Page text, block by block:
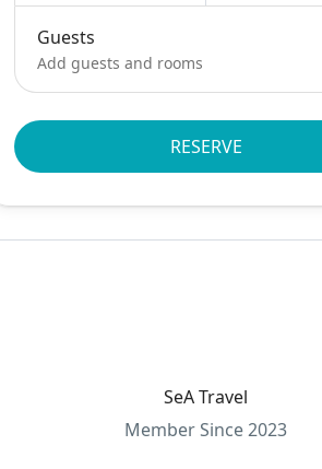
Guests
Add guests and rooms
RESERVE
SeA Travel
Member Since 2023